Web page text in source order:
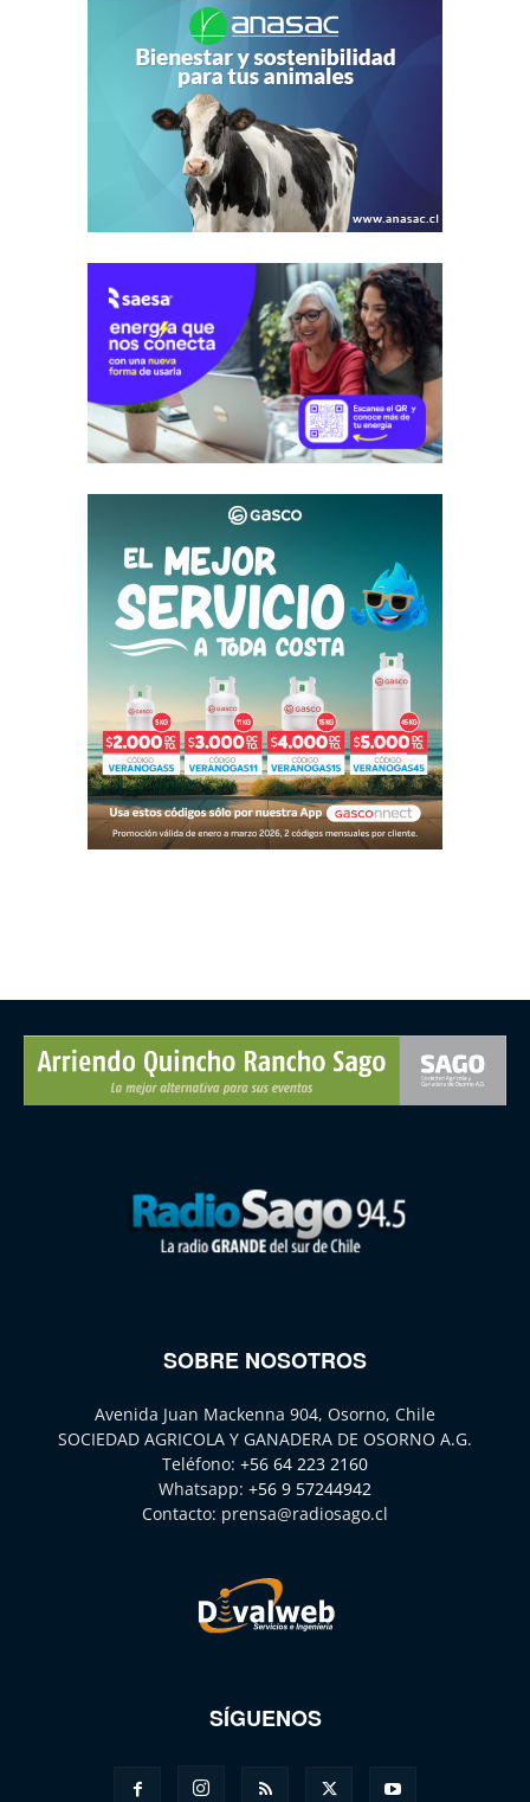
SOBRE NOSOTROS
Avenida Juan Mackenna 904, Osorno, Chile
SOCIEDAD AGRICOLA Y GANADERA DE OSORNO A.G.
Teléfono: +56 64 223 2160
Whatsapp: +56 9 57244942
Contacto: prensa@radiosago.cl
SÍGUENOS